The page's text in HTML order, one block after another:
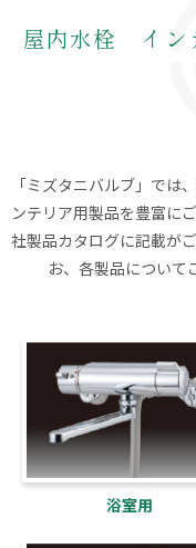
屋内水栓 イン
「ミズタニバルブ」では
ンテリア用製品を豊富に
社製品カタログに記載が
お、各製品について
浴室用